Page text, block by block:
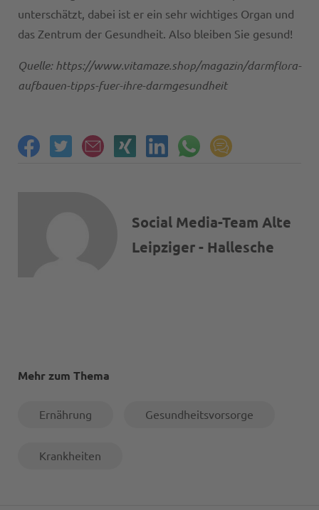
unterschätzt, dabei ist er ein sehr wichtiges Organ und
das Zentrum der Gesundheit. Also bleiben Sie gesund!
Quelle: https://www.vitamaze.shop/magazin/darmflora-
aufbauen-tipps-fuer-ihre-darmgesundheit
Social Media-Team Alte
Leipziger - Hallesche
Mehr zum Thema
Ernährung Gesundheitsvorsorge
Krankheiten